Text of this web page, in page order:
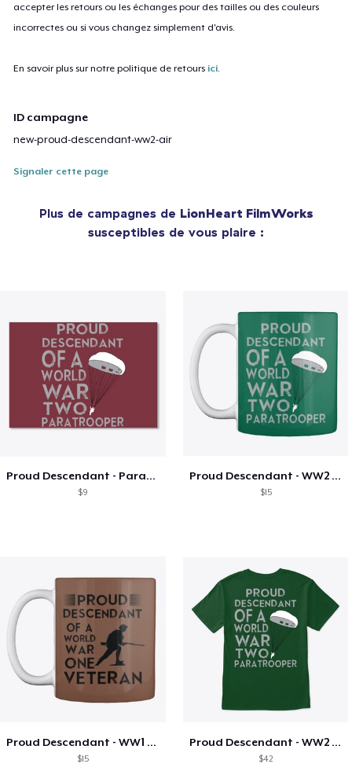
accepter les retours ou les échanges pour des tailles ou des couleurs
incorrectes ou si vous changez simplement d'avis.
En savoir plus sur notre politique de retours ici.
ID campagne
new-proud-descendant-ww2-air
Signaler cette page
Plus de campagnes de LionHeart FilmWorks
susceptibles de vous plaire :
Proud Descendant - Paratrooper Sticker
$9
Proud Descendant - WW2 Paratrooper Mug
$15
Proud Descendant - WW1 Veteran Mug
$15
Proud Descendant - WW2 Paratrooper
$42